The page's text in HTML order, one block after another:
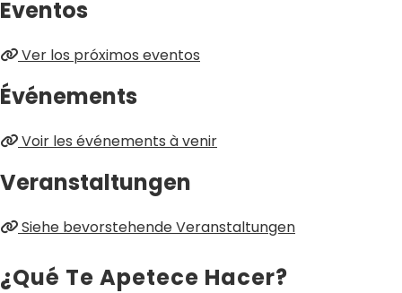
Eventos
Ver los próximos eventos
Événements
Voir les événements à venir
Veranstaltungen
Siehe bevorstehende Veranstaltungen
¿Qué Te Apetece Hacer?